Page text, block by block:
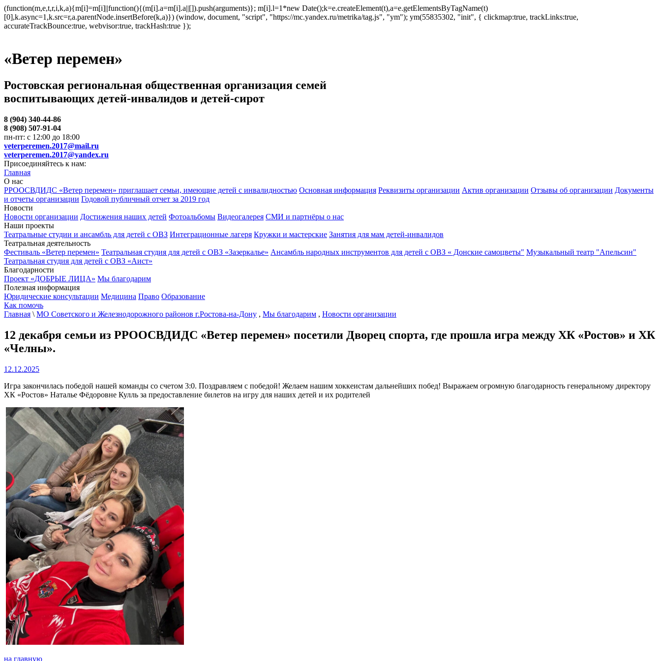
(function(m,e,t,r,i,k,a){m[i]=m[i]||function(){(m[i].a=m[i].a||[]).push(arguments)}; m[i].l=1*new Date();k=e.createElement(t),a=e.getElementsByTagName(t)
[0],k.async=1,k.src=r,a.parentNode.insertBefore(k,a)}) (window, document, "script", "https://mc.yandex.ru/metrika/tag.js", "ym"); ym(55835302, "init", { clickmap:true, trackLinks:true,
accurateTrackBounce:true, webvisor:true, trackHash:true });
«Ветер перемен»
Ростовская региональная общественная организация семей
воспитывающих детей-инвалидов и детей-сирот
8 (904) 340-44-86
8 (908) 507-91-04
пн-пт: с 12:00 до 18:00
veterperemen.2017@mail.ru
veterperemen.2017@yandex.ru
Присоединяйтесь к нам:
Главная
О нас
РРООСВДИДС «Ветер перемен» приглашает семьи, имеющие детей с инвалидностью Основная информация Реквизиты организации Актив организации Отзывы об организации Документы
и отчеты организации Годовой публичный отчет за 2019 год
Новости
Новости организации Достижения наших детей Фотоальбомы Видеогалерея СМИ и партнёры о нас
Наши проекты
Театральные студии и ансамбль для детей с ОВЗ Интеграционные лагеря Кружки и мастерские Занятия для мам детей-инвалидов
Театральная деятельность
Фестиваль «Ветер перемен» Театральная студия для детей с ОВЗ «Зазеркалье» Ансамбль народных инструментов для детей с ОВЗ « Донские самоцветы" Музыкальный театр "Апельсин"
Театральная студия для детей с ОВЗ «Аист»
Благодарности
Проект «ДОБРЫЕ ЛИЦА» Мы благодарим
Полезная информация
Юридические консультации Медицина Право Образование
Как помочь
Главная \ МО Советского и Железнодорожного районов г.Ростова-на-Дону , Мы благодарим , Новости организации
12 декабря семьи из РРООСВДИДС «Ветер перемен» посетили Дворец спорта, где прошла игра между ХК «Ростов» и ХК
«Челны».
12.12.2025
Игра закончилась победой нашей команды со счетом 3:0. Поздравляем с победой! Желаем нашим хоккеистам дальнейших побед! Выражаем огромную благодарность генеральному директору
ХК «Ростов» Наталье Фёдоровне Кулль за предоставление билетов на игру для наших детей и их родителей
на главную